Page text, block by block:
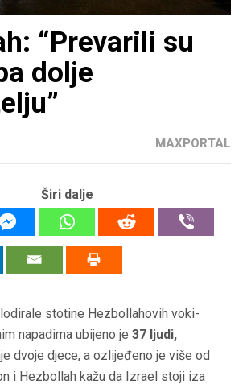
“Prevarili su
dolje
MAXPORTAL
Širi dalje
stotine Hezbollahovih voki-
napadima ubijeno je 37 ljudi,
dvoje djece, a ozlijeđeno je više od
i Hezbollah kažu da Izrael stoji iza